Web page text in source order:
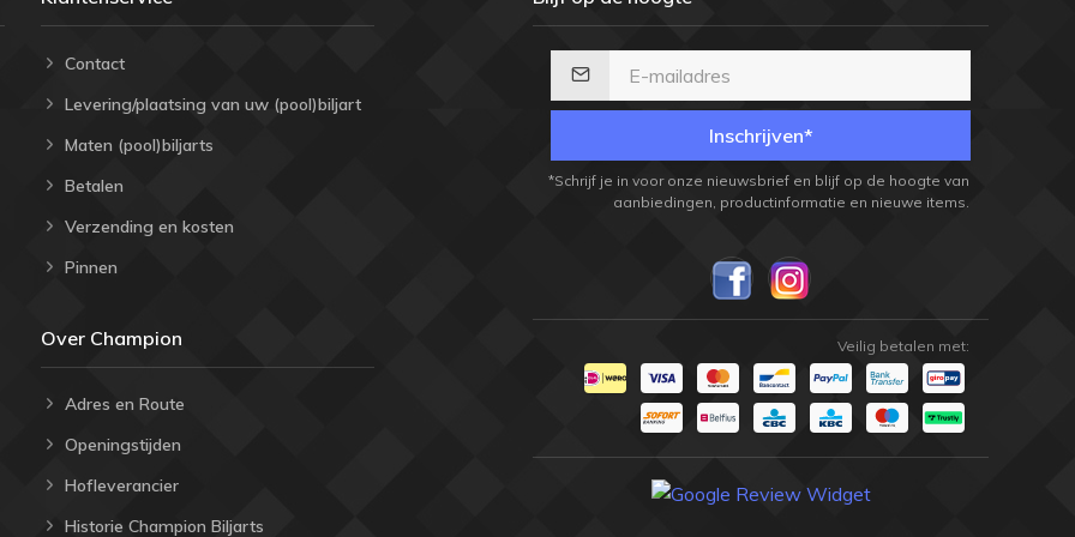
Contact
Levering/plaatsing van uw (pool)biljart
Maten (pool)biljarts
Betalen
Verzending en kosten
Pinnen
Over Champion
Adres en Route
Openingstijden
Hofleverancier
Historie Champion Biljarts
Inschrijven*
*Schrijf je in voor onze nieuwsbrief en blijf op de hoogte van
aanbiedingen, productinformatie en nieuwe items.
Veilig betalen met: